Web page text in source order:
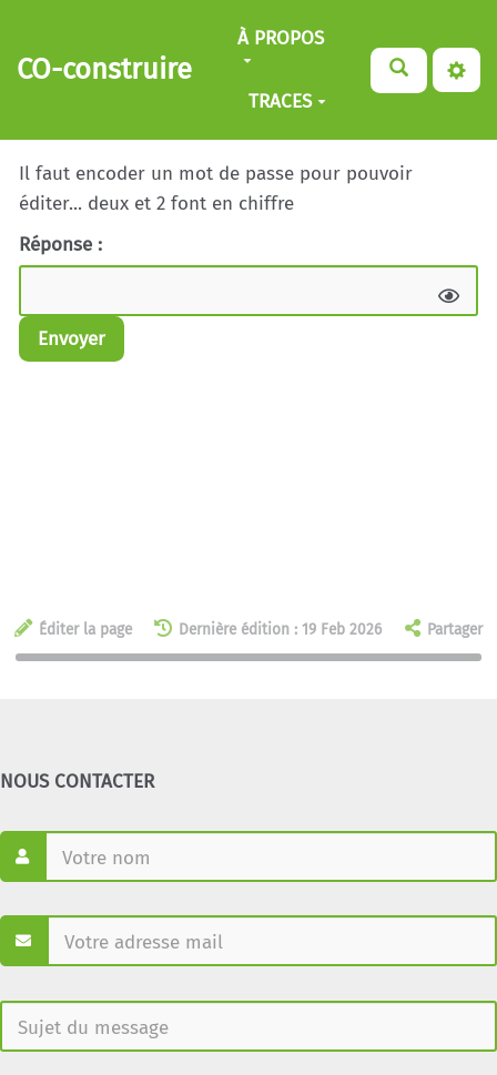
Aller au contenu principal
CO-construire
À PROPOS
TRACES
Il faut encoder un mot de passe pour pouvoir
éditer... deux et 2 font en chiffre
Réponse :
Envoyer
Éditer la page Dernière édition : 19 Feb 2026 Partager
NOUS CONTACTER